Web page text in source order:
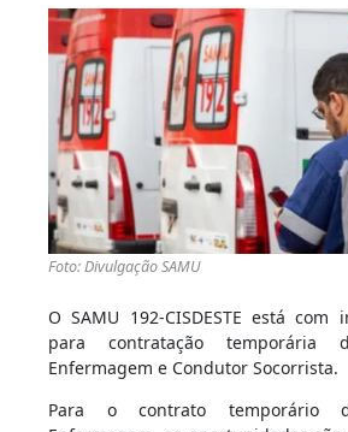
Foto: Divulgação SAMU
O SAMU 192-CISDESTE está com
para contratação temporária
Enfermagem e Condutor Socorrista.
Para o contrato temporário